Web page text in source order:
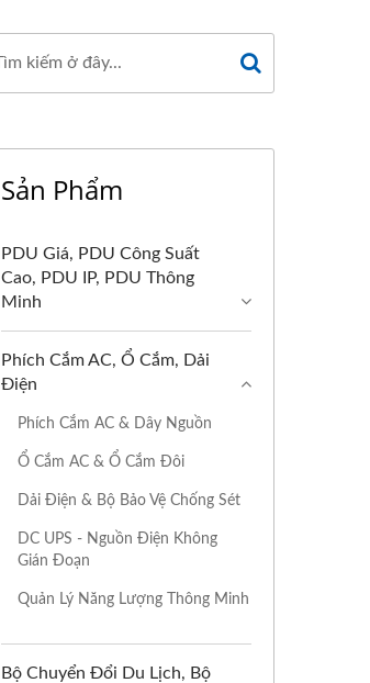
Sản Phẩm
PDU Giá, PDU Công Suất
Cao, PDU IP, PDU Thông
Minh
Phích Cắm AC, Ổ Cắm, Dải
Điện
Phích Cắm AC & Dây Nguồn
Ổ Cắm AC & Ổ Cắm Đôi
Dải Điện & Bộ Bảo Vệ Chống Sét
DC UPS - Nguồn Điện Không
Gián Đoạn
Quản Lý Năng Lượng Thông Minh
Bộ Chuyển Đổi Du Lịch, Bộ